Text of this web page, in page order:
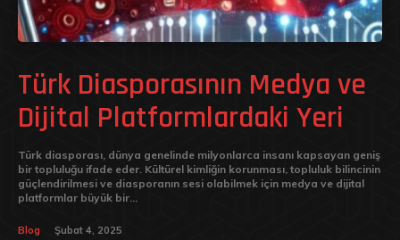
Türk Diasporasının Medya ve
Dijital Platformlardaki Yeri
Türk diasporası, dünya genelinde milyonlarca insanı kapsayan geniş
bir topluluğu ifade eder. Kültürel kimliğin korunması, topluluk bilincinin
güçlendirilmesi ve diasporanın sesi olabilmek için medya ve dijital
platformlar büyük bir...
Blog Şubat 4, 2025